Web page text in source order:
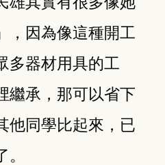
，因為像這種開工
多器材用具的工
繼承，那可以省下
他同學比起來，已